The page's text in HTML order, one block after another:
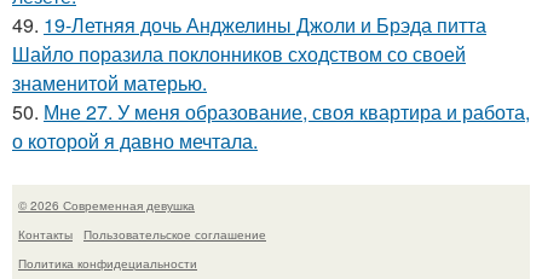
49. 19-Летняя дочь Анджелины Джоли и Брэда питта
Шайло поразила поклонников сходством со своей
знаменитой матерью.
50. Мне 27. У меня образование, своя квартира и работа,
о которой я давно мечтала.
© 2026 Современная девушка
Контакты
Пользовательское соглашение
Политика конфидециальности